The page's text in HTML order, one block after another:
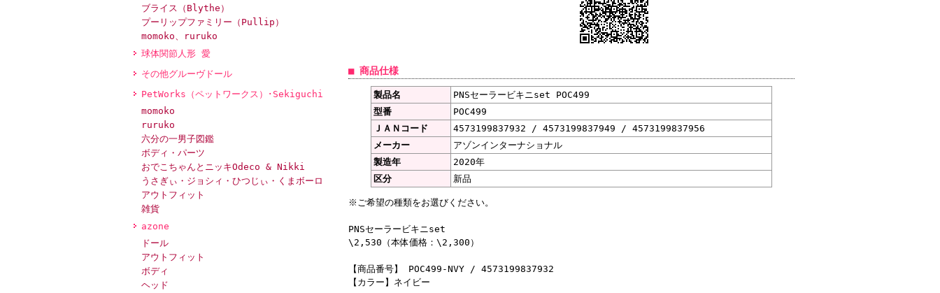
ブライス（Blythe）
プーリップファミリー（Pullip）
momoko、ruruko
球体関節人形 愛
その他グルーヴドール
PetWorks（ペットワークス）･Sekiguchi
momoko
ruruko
六分の一男子図鑑
ボディ・パーツ
おでこちゃんとニッキOdeco & Nikki
うさぎぃ・ジョシィ・ひつじぃ・くまボーロ
アウトフィット
雑貨
azone
ドール
アウトフィット
ボディ
ヘッド
■ 商品仕様
製品名
PNSセーラービキニset POC499
型番
POC499
ＪＡＮコード
4573199837932 / 4573199837949 / 4573199837956
メーカー
アゾンインターナショナル
製造年
2020年
区分
新品
※ご希望の種類をお選びください。
PNSセーラービキニset
\2,530（本体価格：\2,300）
【商品番号】 POC499-NVY / 4573199837932
【カラー】ネイビー